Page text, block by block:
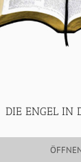
DIE ENGEL IN